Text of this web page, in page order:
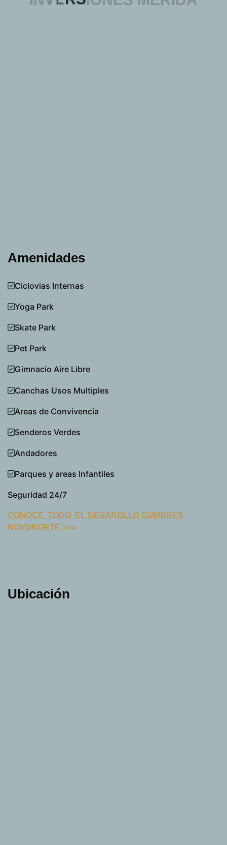
Amenidades
Ciclovias Internas
Yoga Park
Skate Park
Pet Park
Gimnacio Aire Libre
Canchas Usos Multiples
Areas de Convivencia
Senderos Verdes
Andadores
Parques y areas Infantiles
Seguridad 24/7
CONOCE TODO EL DESAROLLO CUMBRES
NOVONORTE >>>
Ubicación